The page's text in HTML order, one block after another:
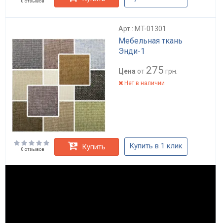
Арт.: MT-01301
Мебельная ткань
Энди-1
Цена от 275 грн.
Нет в наличии
0 отзывов Купить Купить в 1 клик